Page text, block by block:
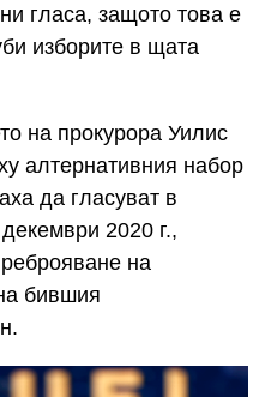
гласа, защото това е
изборите в щата
на прокурора Уилис
алтернативния набор
да гласуват в
2020 г.,
на
бившия